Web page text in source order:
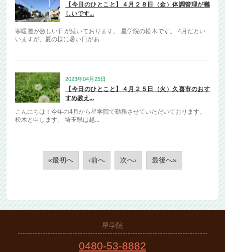
【今日のひとこと】４月２８日（金）体調管理が難
しいです...
寒暖差が激しい日が続いております。 星学院の松木です。 4月だとい
いますが、夏の様に暑い日があ...
2023年04月25日
【今日のひとこと】４月２５日（火）久喜市のおす
すめ教え...
こんにちは！今年の4月から星学院で勤務させていただいております。
松木と申します。 埼玉県は越...
«最初へ ‹前へ 次へ› 最後へ»
星学院
0480-53-8882